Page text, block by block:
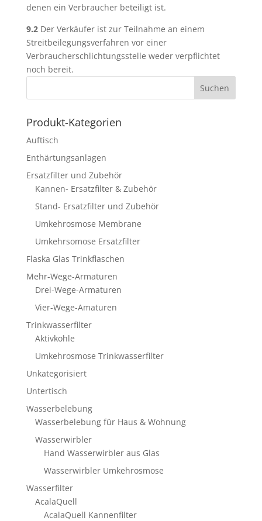
denen ein Verbraucher beteiligt ist.
9.2Der Verkäufer ist zur Teilnahme an einem
Streitbeilegungsverfahren vor einer
Verbraucherschlichtungsstelle weder verpflichtet
noch bereit.
Produkt-Kategorien
Auftisch
Enthärtungsanlagen
Ersatzfilter und Zubehör
Kannen- Ersatzfilter & Zubehör
Stand- Ersatzfilter und Zubehör
Umkehrosmose Membrane
Umkehrsomose Ersatzfilter
Flaska Glas Trinkflaschen
Mehr-Wege-Armaturen
Drei-Wege-Armaturen
Vier-Wege-Amaturen
Trinkwasserfilter
Aktivkohle
Umkehrosmose Trinkwasserfilter
Unkategorisiert
Untertisch
Wasserbelebung
Wasserbelebung für Haus & Wohnung
Wasserwirbler
Hand Wasserwirbler aus Glas
Wasserwirbler Umkehrosmose
Wasserfilter
AcalaQuell
AcalaQuell Kannenfilter